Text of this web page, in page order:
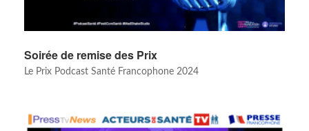
Soirée de remise des Prix
Le Prix Podcast Santé Francophone 2024